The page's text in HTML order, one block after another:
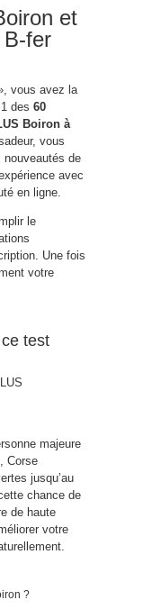
et
fer
vous avez la
des 60
Boiron à
vous
nouveautés de
avec
en ligne.
le
Une fois
votre
test
majeure
Corse
jusqu’au
chance de
de haute
votre
?